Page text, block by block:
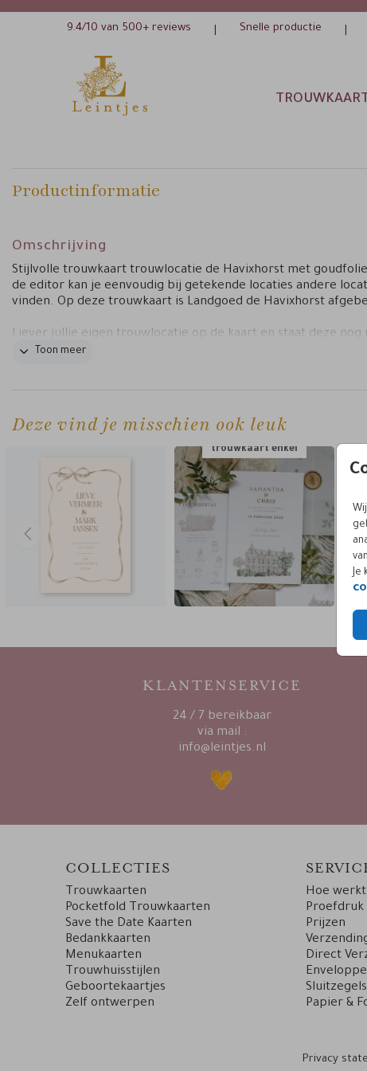
9.4/10 van 500+ reviews Snelle productie
Productinformatie
Omschrijving
Stijlvolle trouwkaart trouwlocatie de Havixhorst met
de editor kan je eenvoudig bij getekende locaties andere
vinden. Op deze trouwkaart is Landgoed de Havixhorst
Liever jullie eigen trouwlocatie op de kaart en staat deze nog
in de editor? Dat kan! Neem dan contact op. Ik teken met alle
Toon meer
Deze vind je misschien ook leuk
trouwkaart enkel
KLANTENSERVICE
24 / 7 bereikbaar
via mail :
info@leintjes.nl
COLLECTIES
Trouwkaarten
Pocketfold Trouwkaarten
Save the Date Kaarten
Bedankkaarten
Menukaarten
Trouwhuisstijlen
Geboortekaartjes
Zelf ontwerpen
Hoe
Proefdruk
Prijzen
Direct
Sluitzegels
Papier &
Privacy